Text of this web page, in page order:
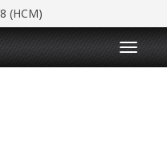
(HCM)
T
o
g